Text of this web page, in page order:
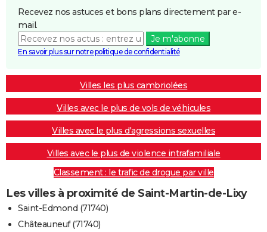
Recevez nos astuces et bons plans directement par e-
mail.
Je m'abonne
En savoir plus sur notre politique de confidentialité
Villes les plus cambriolées
Villes avec le plus de vols de véhicules
Villes avec le plus d'agressions sexuelles
Villes avec le plus de violence intrafamiliale
Classement : le trafic de drogue par ville
Les villes à proximité de Saint-Martin-de-Lixy
Saint-Edmond (71740)
Châteauneuf (71740)